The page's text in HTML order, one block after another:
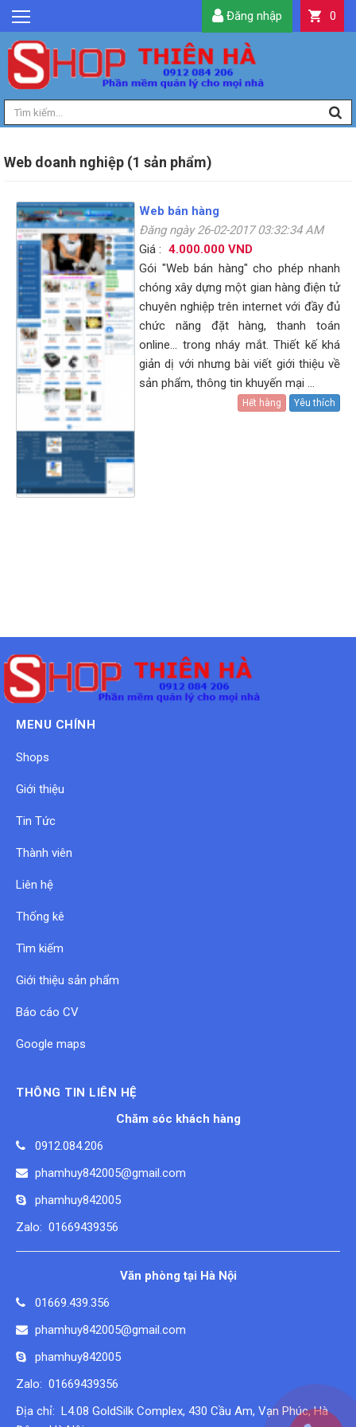
GIỚI THIỆU
TIN TỨC
SẢN PHẨM
DỊCH VỤ
LIÊN HỆ
QUẢN LÝ
0
Đăng nhập
Web doanh nghiệp (1 sản phẩm)
Web bán hàng
Đăng ngày 26-02-2017 03:32:34 AM
Giá : 4.000.000 VND
Gói "Web bán hàng" cho phép nhanh
chóng xây dựng một gian hàng điện tử
chuyên nghiệp trên internet với đầy đủ
chức năng đặt hàng, thanh toán
online... trong nháy mắt. Thiết kế khá
giản dị với nhưng bài viết giới thiệu về
sản phẩm, thông tin khuyến mại ...
Hết hàng Yêu thích
MENU CHÍNH
Shops
Giới thiệu
Tin Tức
Thành viên
Liên hệ
Thống kê
Tìm kiếm
Giới thiệu sản phẩm
Báo cáo CV
Google maps
THÔNG TIN LIÊN HỆ
Chăm sóc khách hàng
0912.084.206
phamhuy842005@gmail.com
phamhuy842005
Zalo: 01669439356
Văn phòng tại Hà Nội
01669.439.356
phamhuy842005@gmail.com
phamhuy842005
Zalo: 01669439356
Địa chỉ: L4.08 GoldSilk Complex, 430 Cầu Am, Vạn Phúc, Hà